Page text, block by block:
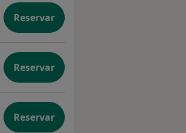
Reservar
Reservar
Reservar